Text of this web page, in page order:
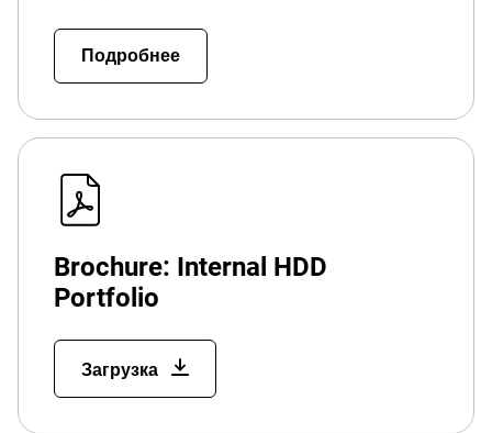
Подробнее
Brochure: Internal HDD
Portfolio
Загрузка